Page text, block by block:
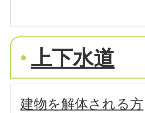
上下水道
建物を解体される方